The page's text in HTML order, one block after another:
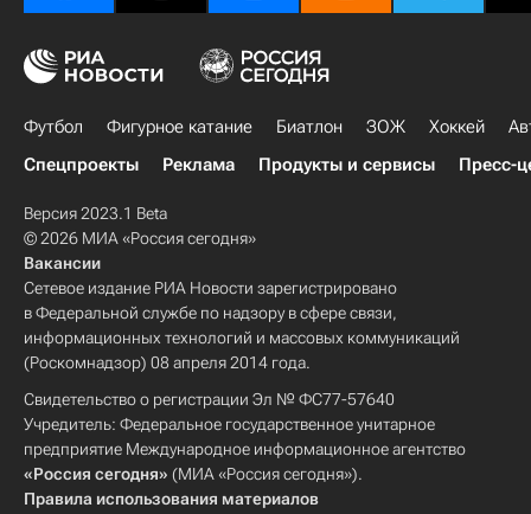
Футбол Фигурное катание Биатлон ЗОЖ Хоккей
Спецпроекты
Реклама Продукты и сервисы Пресс-
Версия 2023.1 Beta
© 2026 МИА «Россия сегодня»
Вакансии
Сетевое издание РИА Новости зарегистрировано
в Федеральной службе по надзору в сфере связи,
информационных технологий и массовых коммуникаций
(Роскомнадзор) 08 апреля 2014 года.
Свидетельство о регистрации Эл № ФС77-57640
Учредитель: Федеральное государственное унитарное
предприятие Международное информационное агентство
«Россия сегодня» (МИА «Россия сегодня»).
Правила использования материалов